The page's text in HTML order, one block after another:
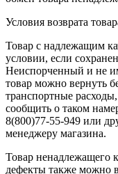
Условия возврата
Товар с надлежащим
условии, если
Неиспорченный и не
товар можно вернуть
транспортные
сообщить о таком
8(800)77-55-949 или
менеджеру магазина.
Товар ненадлежащего
дефекты также можно